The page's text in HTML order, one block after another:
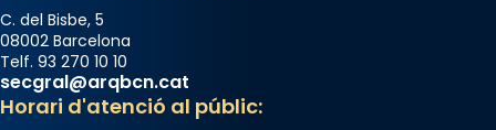
C. del Bisbe, 5
08002 Barcelona
Telf. 93 270 10 10
secgral@arqbcn.cat
Horari d'atenció al públic: